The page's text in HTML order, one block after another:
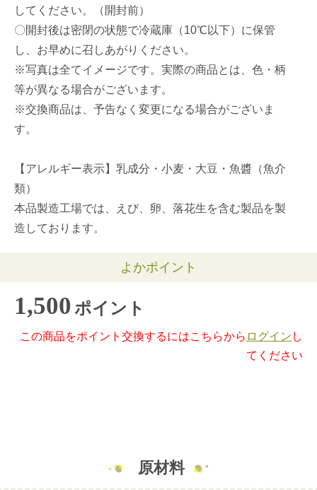
してください。（開封前）
〇開封後は密閉の状態で冷蔵庫（10℃以下）に保管
し、お早めに召しあがりください。
※写真は全てイメージです。実際の商品とは、色・柄
等が異なる場合がございます。
※交換商品は、予告なく変更になる場合がございま
す。
【アレルギー表示】乳成分・小麦・大豆・魚醬（魚介
類）
本品製造工場では、えび、卵、落花生を含む製品を製
造しております。
よかポイント
1,500ポイント
この商品をポイント交換するにはこちらから ログイン し
てください
原材料